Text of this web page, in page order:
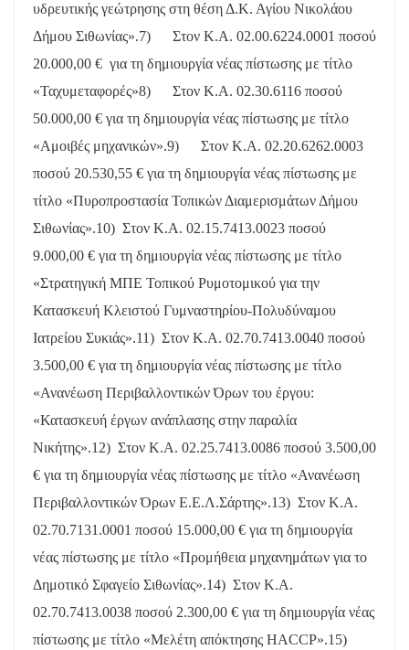
υδρευτικής γεώτρησης στη θέση Δ.Κ. Αγίου Νικολάου
Δήμου Σιθωνίας».7)
Στον Κ.Α. 02.00.6224.0001 ποσού
20.000,00 € για τη δημιουργία νέας πίστωσης με τίτλο
«Ταχυμεταφορές»8)
Στον Κ.Α. 02.30.6116 ποσού
50.000,00 € για τη δημιουργία νέας πίστωσης με τίτλο
«Αμοιβές μηχανικών».9)
Στον Κ.Α. 02.20.6262.0003
ποσού 20.530,55 € για τη δημιουργία νέας πίστωσης με
τίτλο «Πυροπροστασία Τοπικών Διαμερισμάτων Δήμου
Σιθωνίας».10) Στον Κ.Α. 02.15.7413.0023 ποσού
9.000,00 € για τη δημιουργία νέας πίστωσης με τίτλο
«Στρατηγική ΜΠΕ Τοπικού Ρυμοτομικού για την
Κατασκευή Κλειστού Γυμναστηρίου-Πολυδύναμου
Ιατρείου Συκιάς».11) Στον Κ.Α. 02.70.7413.0040 ποσού
3.500,00 € για τη δημιουργία νέας πίστωσης με τίτλο
«Ανανέωση Περιβαλλοντικών Όρων του έργου:
«Κατασκευή έργων ανάπλασης στην παραλία
Νικήτης».12) Στον Κ.Α. 02.25.7413.0086 ποσού 3.500,00
€ για τη δημιουργία νέας πίστωσης με τίτλο «Ανανέωση
Περιβαλλοντικών Όρων Ε.Ε.Λ.Σάρτης».13) Στον Κ.Α.
02.70.7131.0001 ποσού 15.000,00 € για τη δημιουργία
νέας πίστωσης με τίτλο «Προμήθεια μηχανημάτων για το
Δημοτικό Σφαγείο Σιθωνίας».14) Στον Κ.Α.
02.70.7413.0038 ποσού 2.300,00 € για τη δημιουργία νέας
πίστωσης με τίτλο «Μελέτη απόκτησης HACCP».15)